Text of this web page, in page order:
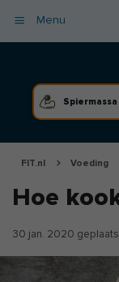
Menu
Cardio
Herstel
Mindset
Professionals
Voedingsschema
Fitnessschema
Begrippen
Podcast voor
Vegetarische
Vegan recepten
Koolhydraatarme
Coaching
Vacatures
Adverteren
Spiermassa
FIT.nl Voeding
30 jan. 2020
Hoe